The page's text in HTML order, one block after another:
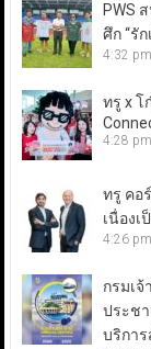
PWS
ศึก “รั
4:32 pm
ทรู x โ
4:28 pm
ทรู คอ
เนื่องเ
4:26 pm
กรมเ
ประช
บริกา